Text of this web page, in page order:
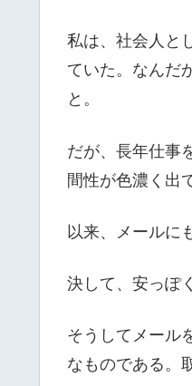
私は、社会人と
ていた。なんだ
と。
だが、長年仕事
間性が色濃く出
以来、メールに
決して、安っぽ
そうしてメール
なものである。